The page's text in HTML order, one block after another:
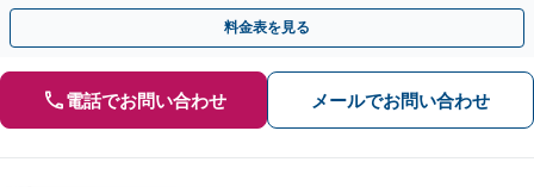
円】 【電話相談でご契約まで対応可/来所不要】
料金表を見る
電話でお問い合わせ メールでお問い合わせ